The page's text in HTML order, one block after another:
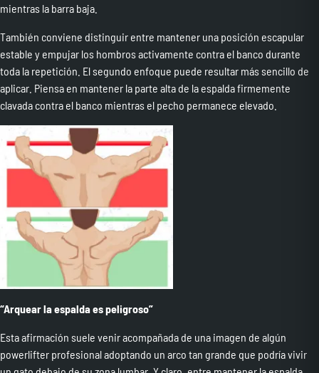
mientras la barra baja.
También conviene distinguir entre mantener una posición escapular
estable y empujar los hombros activamente contra el banco durante
toda la repetición. El segundo enfoque puede resultar más sencillo de
aplicar. Piensa en mantener la parte alta de la espalda firmemente
clavada contra el banco mientras el pecho permanece elevado.
“Arquear la espalda es peligroso”
Esta afirmación suele venir acompañada de una imagen de algún
powerlifter profesional adoptando un arco tan grande que podría vivir